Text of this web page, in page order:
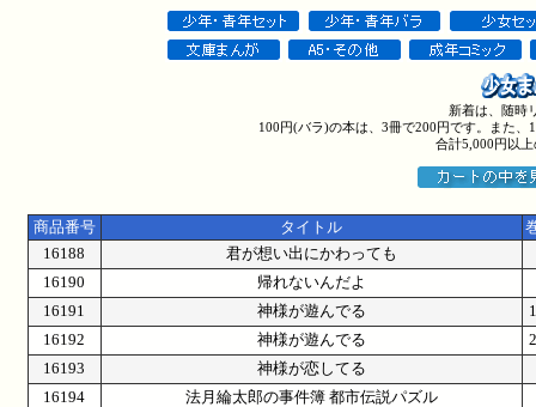
新着は、随時
100円(バラ)の本は、3冊で200円です。また
合計5,000円以
商品番号 タイトル
16188
君が想い出にかわっても
16190
帰れないんだよ
16191
神様が遊んでる
16192
神様が遊んでる
16193
神様が恋してる
16194
法月綸太郎の事件簿 都市伝説パズル